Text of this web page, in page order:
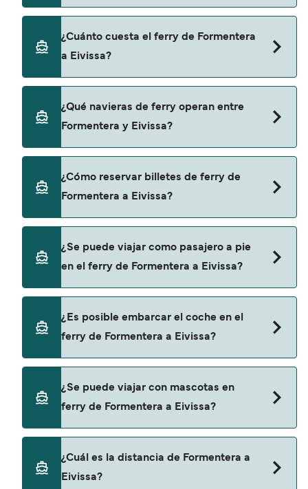
Eivissa es de aproximadamente 30 minutos. La
duración de la travesía puede variar de una
temporada a otra, por lo que te recomendamos
actualizada.
¿Cuánto cuesta el ferry de Formentera
a Eivissa?
variar según la temporada. El precio promedio de
un ferry de Formentera a Eivissa es de 105€. El
precio no incluye los gastos de reserva.
¿Qué navieras de ferry operan entre
Formentera y Eivissa?
de Formentera a Eivissa. Estas son:
Aquabus
Formentera Lines
¿Cómo reservar billetes de ferry de
Formentera a Eivissa?
a través de nuestro buscador de ferry online.
Además, también puedes consultar nuestra
página de ofertas para descrubrir las últimas
navieras.
¿Se puede viajar como pasajero a pie
en el ferry de Formentera a Eivissa?
Formentera a Eivissa con:
Aquabus
Formentera Lines
¿Es posible embarcar el coche en el
ferry de Formentera a Eivissa?
Eivissa con
¿Se puede viajar con mascotas en
ferry de Formentera a Eivissa?
ferry. Puede que necesites el pasaporte de tus
mascotas y otros documentos. Actualmente
¿Cuál es la distancia de Formentera a
Eivissa?